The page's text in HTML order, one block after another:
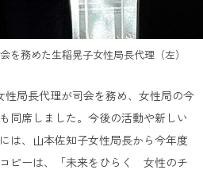
務めた生稲晃子女性局長代理（左）
性局長代理が司会を務め、女性局の今
同席しました。今後の活動や新しい
は、山本佐知子女性局長から今年度
ピーは、「未来をひらく 女性のチ